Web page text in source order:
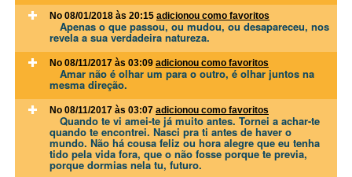
No 08/01/2018 às 20:15 adicionou como favoritos
Apenas o que passou, ou mudou, ou desapareceu, nos
revela a sua verdadeira natureza.
No 08/11/2017 às 03:09 adicionou como favoritos
Amar não é olhar um para o outro, é olhar juntos na
mesma direção.
No 08/11/2017 às 03:07 adicionou como favoritos
Quando te vi amei-te já muito antes. Tornei a achar-te
quando te encontrei. Nasci pra ti antes de haver o
mundo. Não há cousa feliz ou hora alegre que eu tenha
tido pela vida fora, que o não fosse porque te previa,
porque dormias nela tu, futuro.